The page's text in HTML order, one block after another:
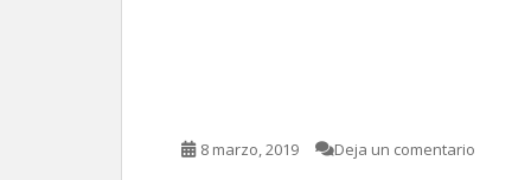
8 marzo, 2019 Deja un comentario